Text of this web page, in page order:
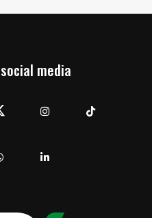
media